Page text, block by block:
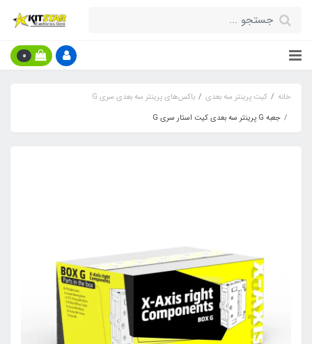
0
خانه کیت پرینتر سه بعدی
باکس‌های پرینتر سه بعدی سری G
جعبه G پرینتر سه بعدی کیت استار سری G